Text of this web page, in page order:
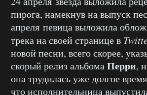
пирога, намекнув на выпуск
апреля певица выложила
трека на своей странице в
новой песни, всего скорее,
скорый релиз альбомаПерри,
она трудилась уже долгое
что исполнительница